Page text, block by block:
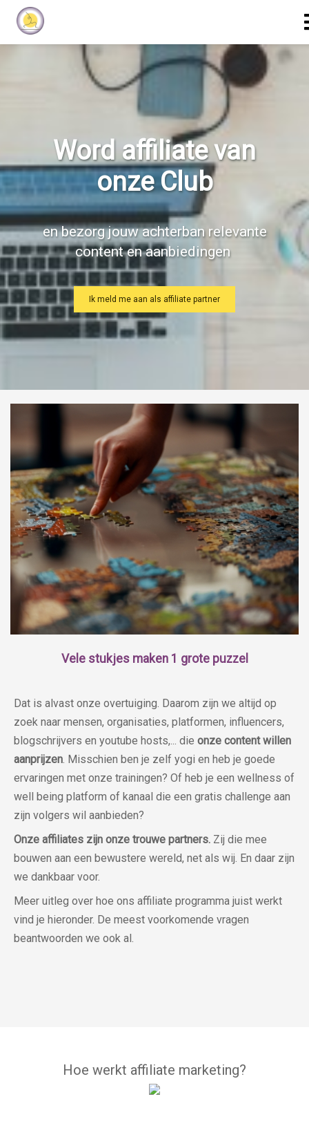
Word affiliate van
onze Club
en bezorg jouw achterban relevante
content en aanbiedingen
Ik meld me aan als affiliate partner
Vele stukjes maken 1 grote puzzel
Dat is alvast onze overtuiging. Daarom zijn we altijd op
zoek naar mensen, organisaties, platformen, influencers,
blogschrijvers en youtube hosts,... die onze content willen
aanprijzen. Misschien ben je zelf yogi en heb je goede
ervaringen met onze trainingen? Of heb je een wellness of
well being platform of kanaal die een gratis challenge aan
zijn volgers wil aanbieden?
Onze affiliates zijn onze trouwe partners. Zij die mee
bouwen aan een bewustere wereld, net als wij. En daar zijn
we dankbaar voor.
Meer uitleg over hoe ons affiliate programma juist werkt
vind je hieronder. De meest voorkomende vragen
beantwoorden we ook al.
Hoe werkt affiliate marketing?